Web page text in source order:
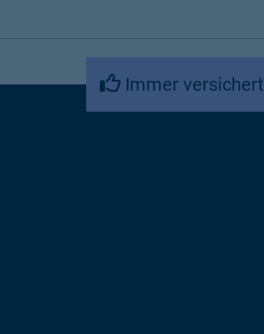
Immer versichert